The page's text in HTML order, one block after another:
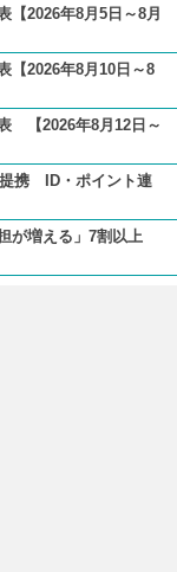
2026年8月5日～8月
【2026年8月10日～8
【2026年8月12日～
提携 ID・ポイント連
が増える」7割以上